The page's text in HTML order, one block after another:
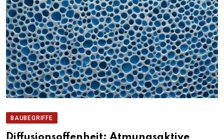
BAUBEGRIFFE